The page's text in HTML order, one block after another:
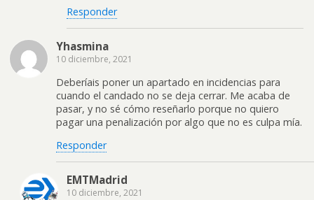
Responder
Yhasmina
10 diciembre, 2021
Deberíais poner un apartado en incidencias para
cuando el candado no se deja cerrar. Me acaba de
pasar, y no sé cómo reseñarlo porque no quiero
pagar una penalización por algo que no es culpa mía.
Responder
EMTMadrid
10 diciembre, 2021